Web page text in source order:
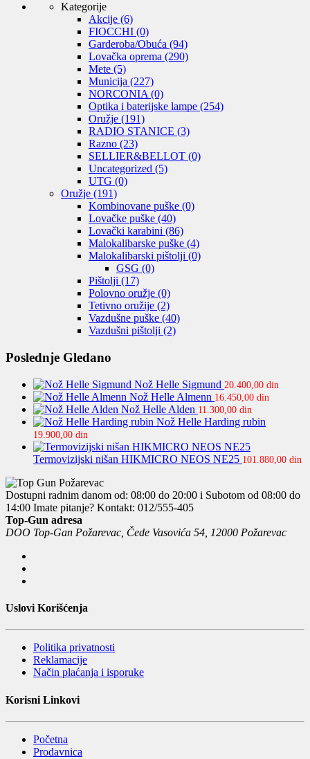
Kategorije
Akcije (6)
FIOCCHI (0)
Garderoba/Obuća (94)
Lovačka oprema (290)
Mete (5)
Municija (227)
NORCONIA (0)
Optika i baterijske lampe (254)
Oružje (191)
RADIO STANICE (3)
Razno (23)
SELLIER&BELLOT (0)
Uncategorized (5)
UTG (0)
Oružje (191)
Kombinovane puške (0)
Lovačke puške (40)
Lovački karabini (86)
Malokalibarske puške (4)
Malokalibarski pištolji (0)
GSG (0)
Pištolji (17)
Polovno oružje (0)
Tetivno oružije (2)
Vazdušne puške (40)
Vazdušni pištolji (2)
Poslednje Gledano
Nož Helle Sigmund 20.400,00 din
Nož Helle Almenn 16.450,00 din
Nož Helle Alden 11.300,00 din
Nož Helle Harding rubin
19.900,00 din
Termovizijski nišan HIKMICRO NEOS NE25 101.880,00 din
Dostupni radnim danom od: 08:00 do 20:00 i Subotom od 08:00 do
14:00 Imate pitanje? Kontakt: 012/555-405
Top-Gun adresa
DOO Top-Gan Požarevac, Čede Vasovića 54, 12000 Požarevac
Uslovi Korišćenja
Politika privatnosti
Reklamacije
Način plaćanja i isporuke
Korisni Linkovi
Početna
Prodavnica